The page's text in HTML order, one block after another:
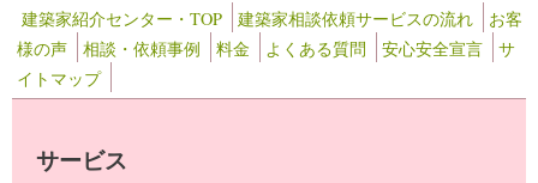
建築家紹介センター・TOP 建築家相談依頼サービスの流れ
お客
様の声
相談・依頼事例 料金 よくある質問 安心安全宣言
サ
イトマップ
サービス